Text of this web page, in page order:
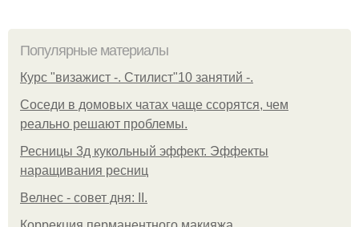
Популярные материалы
Курс "визажист -. Стилист"10 занятий -.
Соседи в домовых чатах чаще ссорятся, чем
реально решают проблемы.
Ресницы 3д кукольный эффект. Эффекты
наращивания ресниц
Велнес - совет дня: II.